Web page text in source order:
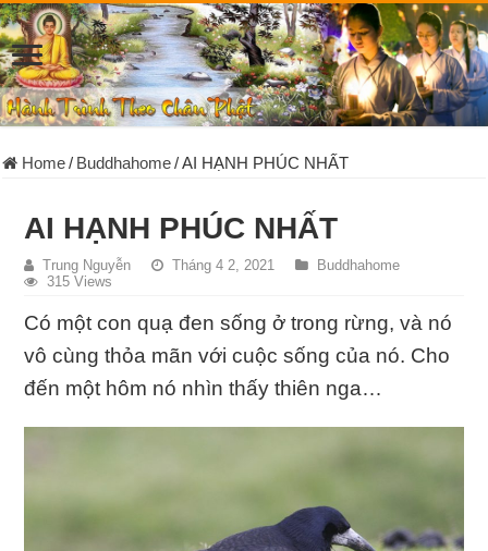
Home/ Buddhahome/AI HẠNH PHÚC NHẤT
AI HẠNH PHÚC NHẤT
Trung Nguyễn Tháng 4 2, 2021
Buddhahome
315 Views
Có một con quạ đen sống ở trong rừng, và nó
vô cùng thỏa mãn với cuộc sống của nó. Cho
đến một hôm nó nhìn thấy thiên nga…